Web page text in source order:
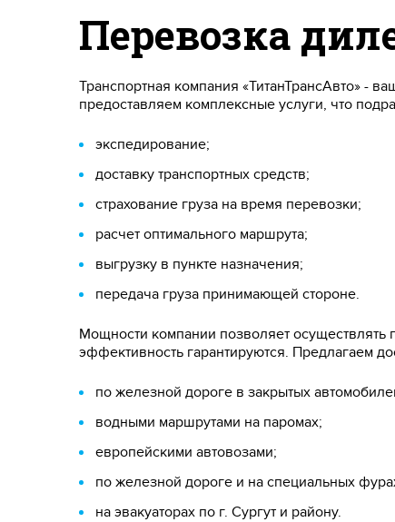
Перевозка
Транспортная компания «ТитанТрансАвто» -
предоставляем комплексные услуги, что
экспедирование;
доставку транспортных средств;
страхование груза на время перевозки;
расчет оптимального маршрута;
выгрузку в пункте назначения;
передача груза принимающей стороне.
Мощности компании позволяет
эффективность гарантируются. Предлагаем
по железной дороге в закрытых
водными маршрутами на паромах;
европейскими автовозами;
по железной дороге и на специальных
на эвакуаторах по г. Сургут и району.